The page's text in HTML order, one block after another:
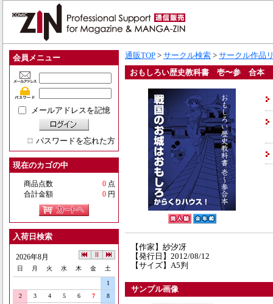
会員メニュー
メールアドレスを記憶
パスワードを忘れた方
現在のカゴの中
商品点数 0 点
合計金額
0 円
入荷日検索
2026年8月
日 月 火 水 木 金 土
1
2
3 4 5 6 7
8
通販TOP > サークル検索 > サークル作品
おもしろい歴史教科書 壱〜参 合本
【作家】紗汐冴
【発行日】2012/08/12
【サイズ】A5判
サンプル画像